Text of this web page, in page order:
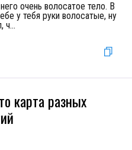
очень волосатое тело. В
у тебя руки волосатые, ну
ч...
карта разных